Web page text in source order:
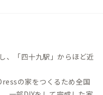
、「四十九駅」からほど近
の家をつくるため全国